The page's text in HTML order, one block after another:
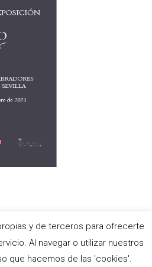
del Santísimo Sacramento,
de Nazarenos de Nuestro Padre Jesús
y de terceros para ofrecerte
Al navegar o utilizar nuestros
que hacemos de las 'cookies'.